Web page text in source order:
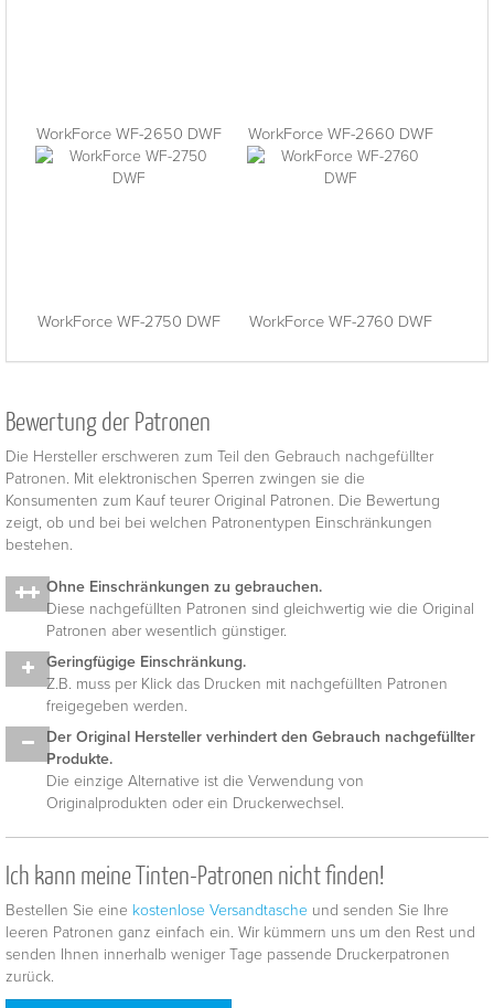
WorkForce WF-2650 DWF WorkForce WF-2660 DWF
WorkForce WF-2750 DWF WorkForce WF-2760 DWF
Bewertung der Patronen
Die Hersteller erschweren zum Teil den Gebrauch nachgefüllter
Patronen. Mit elektronischen Sperren zwingen sie die
Konsumenten zum Kauf teurer Original Patronen. Die Bewertung
zeigt, ob und bei bei welchen Patronentypen Einschränkungen
bestehen.
Ohne Einschränkungen zu gebrauchen.
Diese nachgefüllten Patronen sind gleichwertig wie die Original
Patronen aber wesentlich günstiger.
Geringfügige Einschränkung.
Z.B. muss per Klick das Drucken mit nachgefüllten Patronen
freigegeben werden.
Der Original Hersteller verhindert den Gebrauch nachgefüllter
Produkte.
Die einzige Alternative ist die Verwendung von
Originalprodukten oder ein Druckerwechsel.
Ich kann meine Tinten-Patronen nicht finden!
Bestellen Sie eine kostenlose Versandtasche und senden Sie Ihre
leeren Patronen ganz einfach ein. Wir kümmern uns um den Rest und
senden Ihnen innerhalb weniger Tage passende Druckerpatronen
zurück.